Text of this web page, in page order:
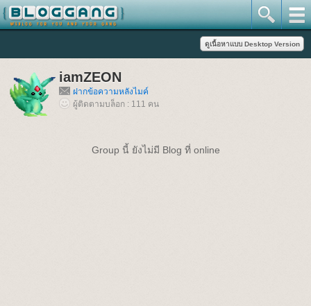
iamZEON
ฝากข้อความหลังไมค์
ผู้ติดตามบล็อก : 111 คน
Group นี้ ยังไม่มี Blog ที่ online